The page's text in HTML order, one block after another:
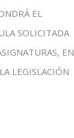
EL
SOLICITADA
EN
LEGISLACIÓN